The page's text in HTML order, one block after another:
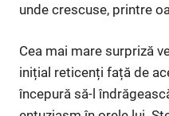
unde crescuse, printre
Cea mai mare surpriză
inițial reticenți față de
începură să-l